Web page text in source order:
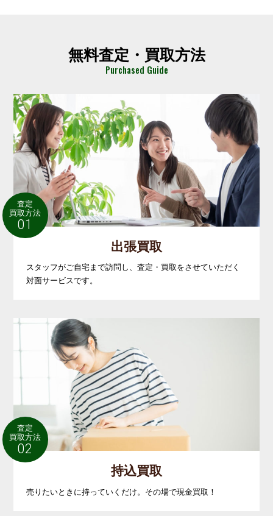
無料査定・買取方法
Purchased Guide
査定
買取方法
01
出張買取
スタッフがご自宅まで訪問し、査定・買取をさせていただく
対面サービスです。
査定
買取方法
02
持込買取
売りたいときに持っていくだけ。その場で現金買取！